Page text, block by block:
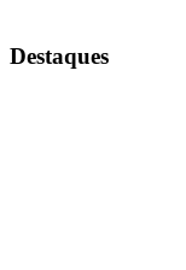
Destaques